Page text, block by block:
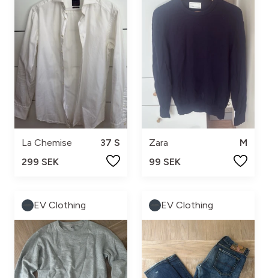
La Chemise
37 S
299 SEK
Zara
M
99 SEK
EV Clothing EV Clothing